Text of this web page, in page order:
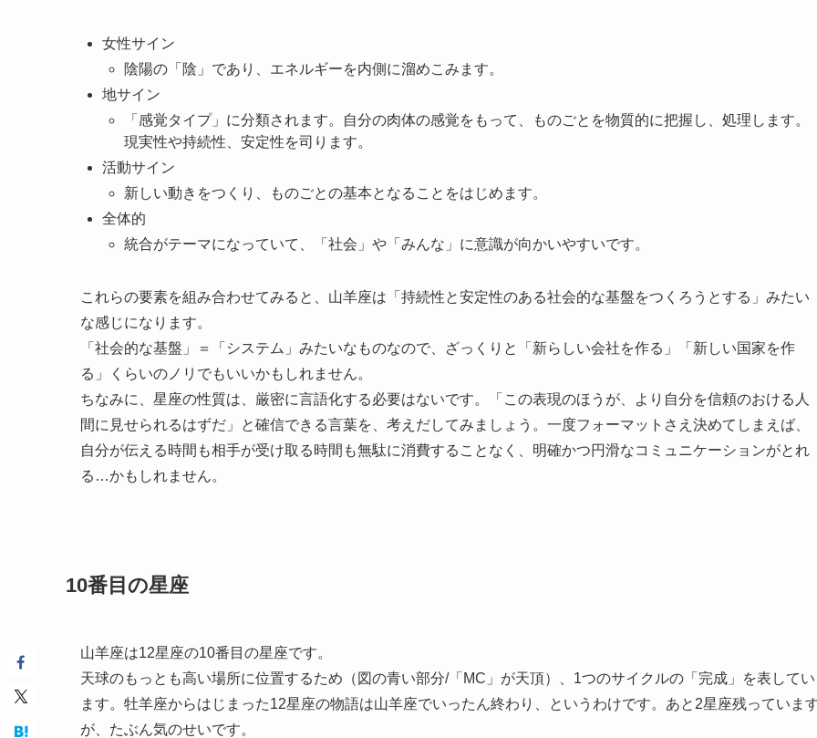
女性サイン
陰陽の「陰」であり、エネルギーを内側に溜めこみます。
地サイン
「感覚タイプ」に分類されます。自分の肉体の感覚をもって、ものごとを物質的に把握し、処理します。
現実性や持続性、安定性を司ります。
活動サイン
新しい動きをつくり、ものごとの基本となることをはじめます。
全体的
統合がテーマになっていて、「社会」や「みんな」に意識が向かいやすいです。
これらの要素を組み合わせてみると、山羊座は「持続性と安定性のある社会的な基盤をつくろうとする」みたい
な感じになります。
「社会的な基盤」＝「システム」みたいなものなので、ざっくりと「新らしい会社を作る」「新しい国家を作
る」くらいのノリでもいいかもしれません。
ちなみに、星座の性質は、厳密に言語化する必要はないです。「この表現のほうが、より自分を信頼のおける人
間に見せられるはずだ」と確信できる言葉を、考えだしてみましょう。一度フォーマットさえ決めてしまえば、
自分が伝える時間も相手が受け取る時間も無駄に消費することなく、明確かつ円滑なコミュニケーションがとれ
る…かもしれません。
10番目の星座
山羊座は12星座の10番目の星座です。
天球のもっとも高い場所に位置するため（図の青い部分/「MC」が天頂）、1つのサイクルの「完成」を表してい
ます。牡羊座からはじまった12星座の物語は山羊座でいったん終わり、というわけです。あと2星座残っていま
が、たぶん気のせいです。